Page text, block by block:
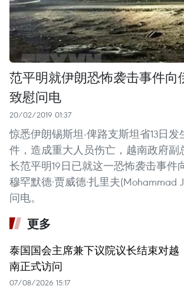
范平明就伊朗恐怖袭击事件向
致慰问电
20/02/2019 01:37
惊悉伊朗锡斯坦-俾路支斯坦省13日
件，造成重大人员伤亡，越南政府副
长范平明19日已就这一恐怖袭击事件
穆罕默德·贾威德·扎里夫(Mohammad
问电。
更多
泰国国会主席兼下议院议长结束对越
南正式访问
07/08/2026 15:17